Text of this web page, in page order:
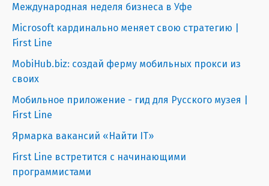
Международная неделя бизнеса в Уфе
Microsoft кардинально меняет свою стратегию |
First Line
MobiHub.biz: создай ферму мобильных прокси из
своих
Мобильное приложение - гид для Русского музея |
First Line
Ярмарка вакансий «Найти IT»
First Line встретится с начинающими
программистами